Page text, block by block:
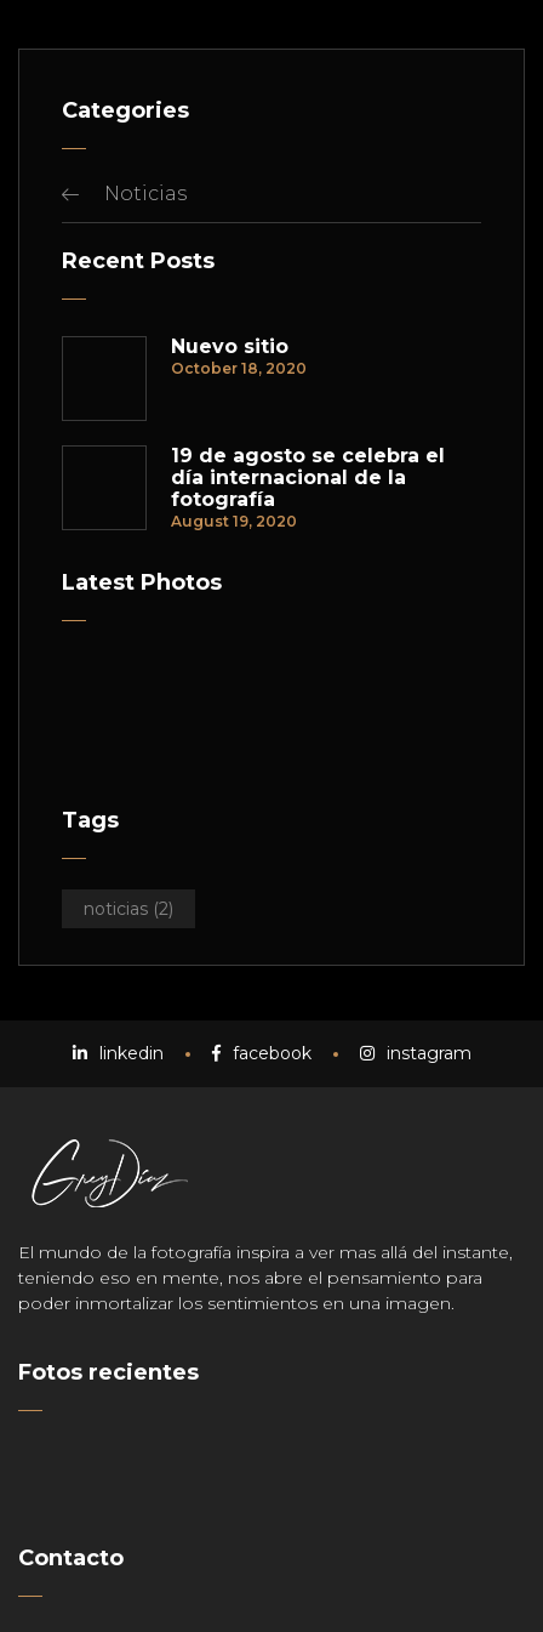
Categories
Noticias
Recent Posts
Nuevo sitio
October 18, 2020
19 de agosto se celebra el
día internacional de la
fotografía
August 19, 2020
Latest Photos
Tags
noticias (2)
linkedin facebook instagram
El mundo de la fotografía inspira a ver mas allá del instante,
teniendo eso en mente, nos abre el pensamiento para
poder inmortalizar los sentimientos en una imagen.
Fotos recientes
Contacto